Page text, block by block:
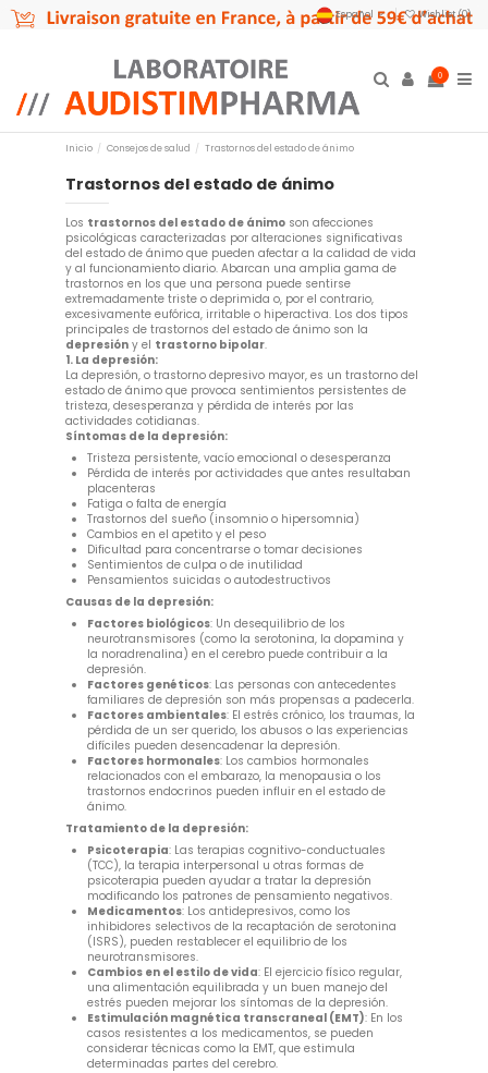
Español Wishlist (0)
0
Inicio Consejos de salud Trastornos del estado de ánimo
Trastornos del estado de ánimo
Los trastornos del estado de ánimoson afecciones
psicológicas caracterizadas por alteraciones significativas
del estado de ánimo que pueden afectar a la calidad de vida
y al funcionamiento diario. Abarcan una amplia gama de
trastornos en los que una persona puede sentirse
extremadamente triste o deprimida o, por el contrario,
excesivamente eufórica, irritable o hiperactiva. Los dos tipos
principales de trastornos del estado de ánimo son la
depresióny el trastorno bipolar.
1. La depresión:
La depresión, o trastorno depresivo mayor, es un trastorno del
estado de ánimo que provoca sentimientos persistentes de
tristeza, desesperanza y pérdida de interés por las
actividades cotidianas.
Síntomas de la depresión:
Tristeza persistente, vacío emocional o desesperanza
Pérdida de interés por actividades que antes resultaban
placenteras
Fatiga o falta de energía
Trastornos del sueño (insomnio o hipersomnia)
Cambios en el apetito y el peso
Dificultad para concentrarse o tomar decisiones
Sentimientos de culpa o de inutilidad
Pensamientos suicidas o autodestructivos
Causas de la depresión:
Factores biológicos: Un desequilibrio de los
neurotransmisores (como la serotonina, la dopamina y
la noradrenalina) en el cerebro puede contribuir a la
depresión.
Factores genéticos: Las personas con antecedentes
familiares de depresión son más propensas a padecerla.
Factores ambientales: El estrés crónico, los traumas, la
pérdida de un ser querido, los abusos o las experiencias
difíciles pueden desencadenar la depresión.
Factores hormonales: Los cambios hormonales
relacionados con el embarazo, la menopausia o los
trastornos endocrinos pueden influir en el estado de
ánimo.
Tratamiento de la depresión:
Psicoterapia: Las terapias cognitivo-conductuales
(TCC), la terapia interpersonal u otras formas de
psicoterapia pueden ayudar a tratar la depresión
modificando los patrones de pensamiento negativos.
Medicamentos: Los antidepresivos, como los
inhibidores selectivos de la recaptación de serotonina
(ISRS), pueden restablecer el equilibrio de los
neurotransmisores.
Cambios en el estilo de vida: El ejercicio físico regular,
una alimentación equilibrada y un buen manejo del
estrés pueden mejorar los síntomas de la depresión.
Estimulación magnética transcraneal (EMT): En los
casos resistentes a los medicamentos, se pueden
considerar técnicas como la EMT, que estimula
determinadas partes del cerebro.